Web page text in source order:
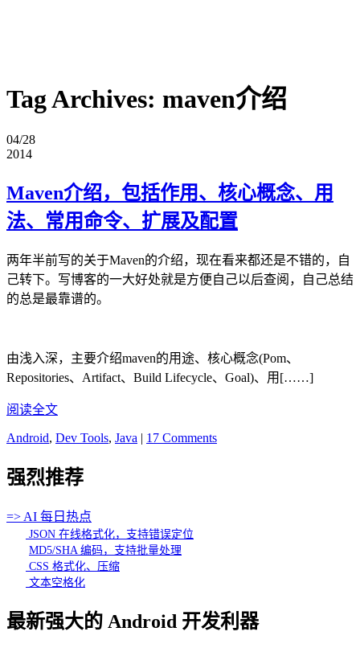
Tag Archives: maven介绍
04/28
2014
Maven介绍，包括作用、核心概念、用
法、常用命令、扩展及配置
两年半前写的关于Maven的介绍，现在看来都还是不错的，自
己转下。写博客的一大好处就是方便自己以后查阅，自己总结
的总是最靠谱的。
由浅入深，主要介绍maven的用途、核心概念(Pom、
Repositories、Artifact、Build Lifecycle、Goal)、用[……]
阅读全文
Android, Dev Tools, Java | 17 Comments
强烈推荐
=> AI 每日热点
JSON 在线格式化，支持错误定位
MD5/SHA 编码，支持批量处理
CSS 格式化、压缩
文本空格化
最新强大的 Android 开发利器